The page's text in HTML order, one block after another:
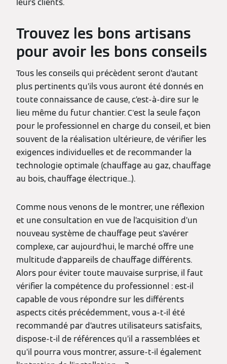
Trouvez les bons artisans
pour avoir les bons conseils
Tous les conseils qui précèdent seront d’autant
plus pertinents qu’ils vous auront été donnés en
toute connaissance de cause, c’est-à-dire sur le
lieu même du futur chantier. C'est la seule façon
pour le professionnel en charge du conseil, et bien
souvent de la réalisation ultérieure, de vérifier les
exigences individuelles et de recommander la
technologie optimale (chauffage au gaz, chauffage
au bois, chauffage électrique...).
Comme nous venons de le montrer, une réflexion
et une consultation en vue de l’acquisition d’un
nouveau système de chauffage peut s’avérer
complexe, car aujourd'hui, le marché offre une
multitude d'appareils de chauffage différents.
Alors pour éviter toute mauvaise surprise, il faut
vérifier la compétence du professionnel : est-il
capable de vous répondre sur les différents
aspects cités précédemment, vous a-t-il été
recommandé par d’autres utilisateurs satisfaits,
dispose-t-il de références qu’il a rassemblées et
qu’il pourra vous montrer, assure-t-il également